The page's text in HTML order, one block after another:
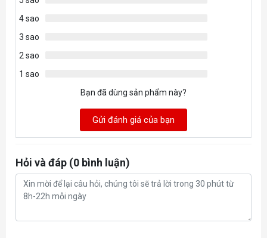
4 sao
3 sao
2 sao
1 sao
Bạn đã dùng sản phẩm này?
Gửi đánh giá của bạn
Hỏi và đáp (0 bình luận)